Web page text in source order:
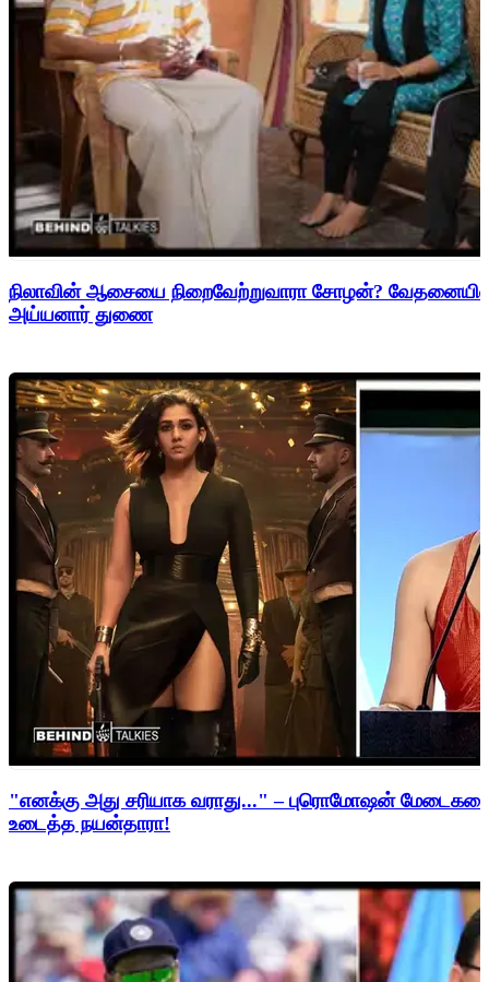
நிலாவின் ஆசையை நிறைவேற்றுவாரா சோழன்? வேதனையில்
அய்யனார் துணை
"எனக்கு அது சரியாக வராது..." – புரொமோஷன்
உடைத்த நயன்தாரா!